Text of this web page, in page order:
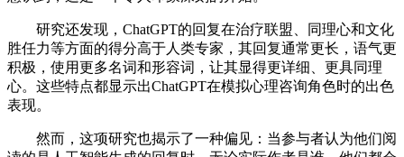
研究还发现，ChatGPT的回复在治疗联盟、同理心和文化
胜任力等方面的得分高于人类专家，其回复通常更长，语气更
积极，使用更多名词和形容词，让其显得更详细、更具同理
心。这些特点都显示出ChatGPT在模拟心理咨询角色时的出色
表现。
然而，这项研究也揭示了一种偏见：当参与者认为他们阅